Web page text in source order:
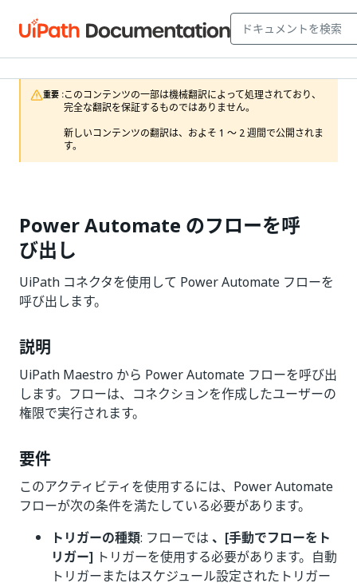
重要 :このコンテンツの一部は機械翻訳によって処理されており、
完全な翻訳を保証するものではありません。
新しいコンテンツの翻訳は、およそ 1 ～ 2 週間で公開されま
す。
Power Automate のフローを呼
び出し
UiPath コネクタを使用して Power Automate フローを
呼び出します。
説明
UiPath Maestro から Power Automate フローを呼び出
します。フローは、コネクションを作成したユーザーの
権限で実行されます。
要件
このアクティビティを使用するには、Power Automate
フローが次の条件を満たしている必要があります。
トリガーの種類: フローでは 、[手動でフローをト
リガー] トリガーを使用する必要があります。自動
トリガーまたはスケジュール設定されたトリガー